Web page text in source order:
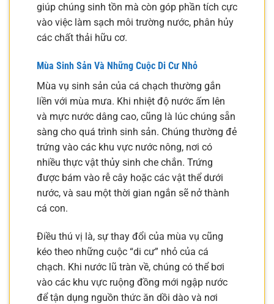
giúp chúng sinh tồn mà còn góp phần tích cực
vào việc làm sạch môi trường nước, phân hủy
các chất thải hữu cơ.
Mùa Sinh Sản Và Những Cuộc Di Cư Nhỏ
Mùa vụ sinh sản của cá chạch thường gắn
liền với mùa mưa. Khi nhiệt độ nước ấm lên
và mực nước dâng cao, cũng là lúc chúng sẵn
sàng cho quá trình sinh sản. Chúng thường đẻ
trứng vào các khu vực nước nông, nơi có
nhiều thực vật thủy sinh che chắn. Trứng
được bám vào rễ cây hoặc các vật thể dưới
nước, và sau một thời gian ngắn sẽ nở thành
cá con.
Điều thú vị là, sự thay đổi của mùa vụ cũng
kéo theo những cuộc “di cư” nhỏ của cá
chạch. Khi nước lũ tràn về, chúng có thể bơi
vào các khu vực ruộng đồng mới ngập nước
để tận dụng nguồn thức ăn dồi dào và nơi